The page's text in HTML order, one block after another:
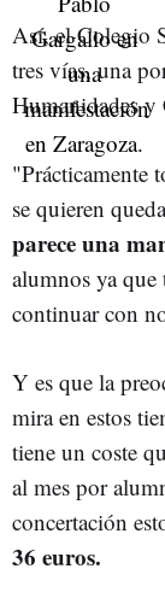
Así, el Colegio
tres vías, una
Humanidades y
"Prácticamente
se quieren
parece una
alumnos ya que
continuar con
Y es que la
mira en estos
tiene un coste
al mes por
concertación
36 euros.